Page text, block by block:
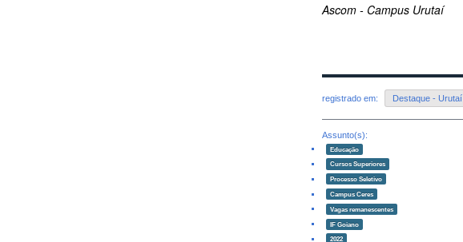
Ascom - Campus Urutaí
registrado em: Destaque - Urutaí
Assunto(s):
Educação
Cursos Superiores
Processo Seletivo
Campus Ceres
Vagas remanescentes
IF Goiano
2022